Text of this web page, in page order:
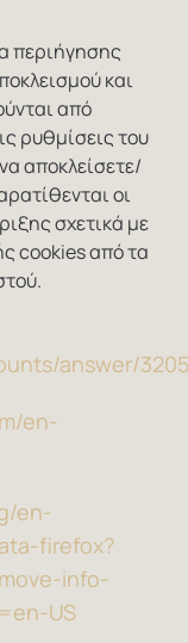
περιήγησης
και
από
ρυθμίσεις του
αποκλείσετε/
οι
σχετικά με
cookies από τα
answer/
en-
en-
firefox?
info-
US